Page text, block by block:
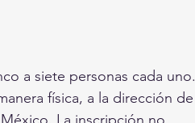
a siete personas cada uno.
física, a la dirección de